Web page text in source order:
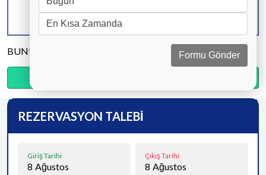
KAPASİTE
4 KİŞİ
BANYO & WC
3 ADET
YATAK ODASI
BUNU PAYLAŞ
REZERVASYON TALEBİ
Giriş Tarihi
8 Ağustos
Çıkış Tarihi
8 Ağustos
Formu Gönder